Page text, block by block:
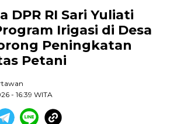
DPR RI Sari Yuliati
Irigasi di Desa
Peningkatan
Petani
- 16:39 WITA